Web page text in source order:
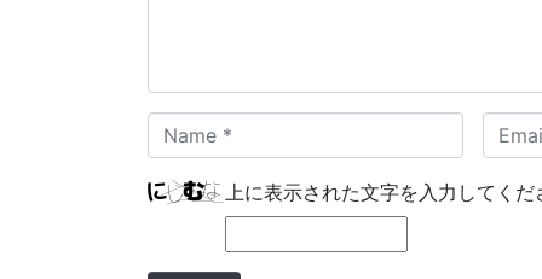
a
m
m
a
上に表示された文字を入力してくだ